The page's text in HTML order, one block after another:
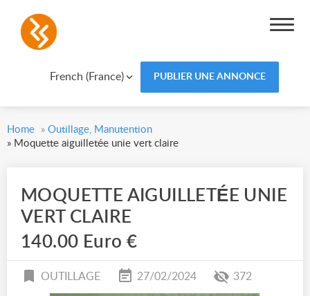
French (France) PUBLIER UNE ANNONCE
Home » Outillage, Manutention
» Moquette aiguilletée unie vert claire
MOQUETTE AIGUILLETÉE UNIE
VERT CLAIRE
140.00 Euro €
OUTILLAGE 27/02/2024 372